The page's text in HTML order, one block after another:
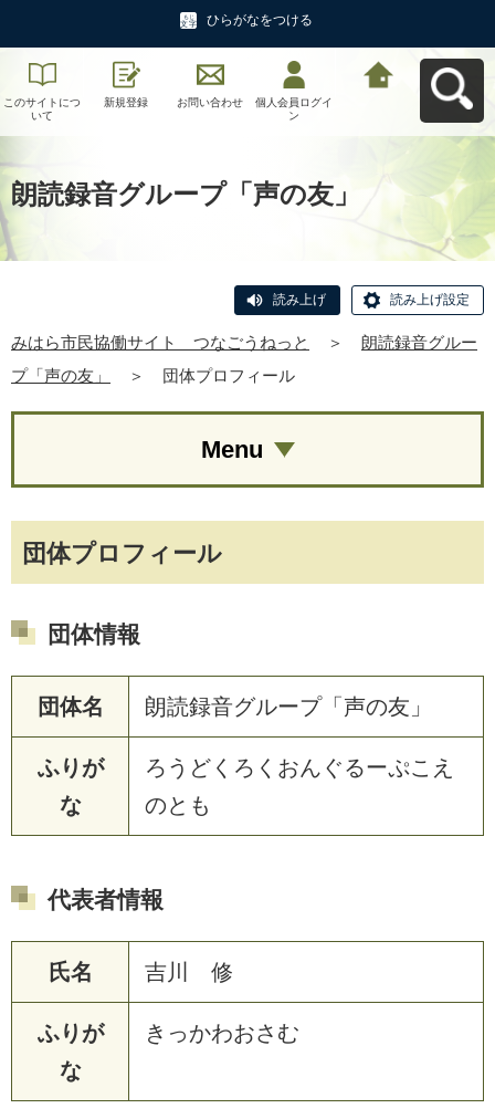
ひらがなをつける
このサイトにつ
いて
新規登録 お問い合わせ
個人会員ログイ
ン
朗読録音グループ「声の友」
読み上げ 読み上げ設定
みはら市民協働サイト つなごうねっと ＞
朗読録音グルー
プ「声の友」
＞ 団体プロフィール
団体プロフィール
団体情報
団体名 朗読録音グループ「声の友」
ふりが
な
ろうどくろくおんぐるーぷこえ
のとも
代表者情報
氏名 吉川 修
ふりが
な
きっかわおさむ
Menu